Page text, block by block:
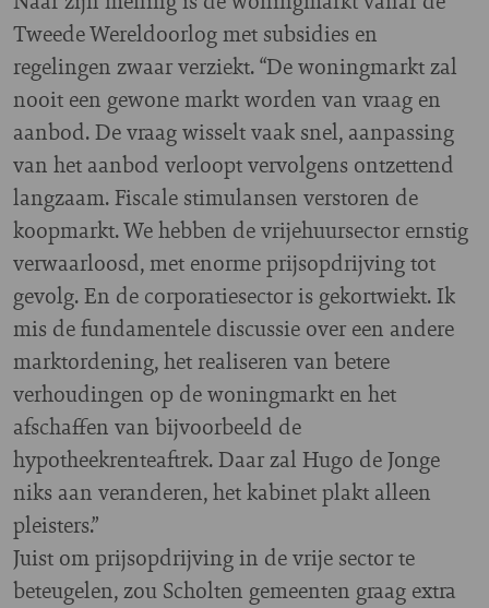
Tweede Wereldoorlog met subsidies en
regelingen zwaar verziekt. “De woningmarkt zal
nooit een gewone markt worden van vraag en
aanbod. De vraag wisselt vaak snel, aanpassing
van het aanbod verloopt vervolgens ontzettend
langzaam. Fiscale stimulansen verstoren de
koopmarkt. We hebben de vrijehuursector ernstig
verwaarloosd, met enorme prijsopdrijving tot
gevolg. En de corporatiesector is gekortwiekt. Ik
mis de fundamentele discussie over een andere
marktordening, het realiseren van betere
verhoudingen op de woningmarkt en het
afschaffen van bijvoorbeeld de
hypotheekrenteaftrek. Daar zal Hugo de Jonge
niks aan veranderen, het kabinet plakt alleen
pleisters.”
Juist om prijsopdrijving in de vrije sector te
beteugelen, zou Scholten gemeenten graag extra